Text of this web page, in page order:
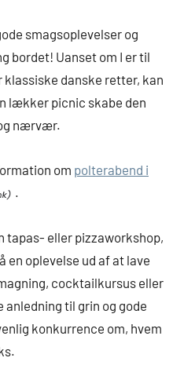
smagsoplevelser og
bordet! Uanset om I er til
danske retter, kan
lækker picnic skabe den
nærvær.
om polterabend i
.
tapas- eller pizzaworkshop,
en oplevelse ud af at lave
cocktailkursus eller
anledning til grin og gode
konkurrence om, hvem